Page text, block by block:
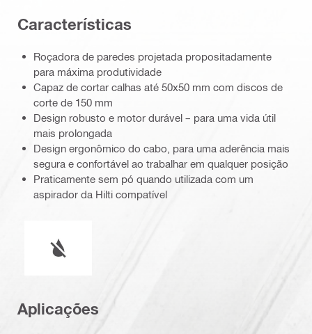
Características
Roçadora de paredes projetada propositadamente
para máxima produtividade
Capaz de cortar calhas até 50x50 mm com discos de
corte de 150 mm
Design robusto e motor durável – para uma vida útil
mais prolongada
Design ergonômico do cabo, para uma aderência mais
segura e confortável ao trabalhar em qualquer posição
Praticamente sem pó quando utilizada com um
aspirador da Hilti compatível
Aplicações